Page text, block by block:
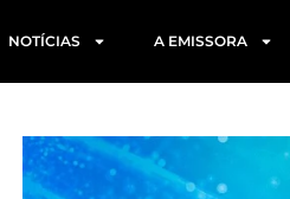
NOTÍCIAS A EMISSORA